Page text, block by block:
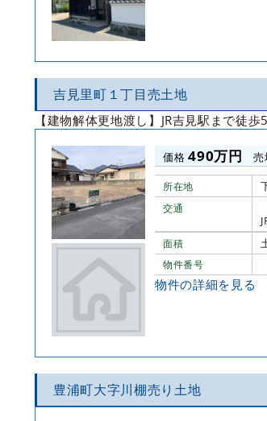
吉見里町１丁目売土地
【建物解体更地渡し】JR吉見駅まで徒
価格 490万円 売
所在地
交通
面積
物件番号
物件の詳細を見る
豊浦町大字川棚売り土地